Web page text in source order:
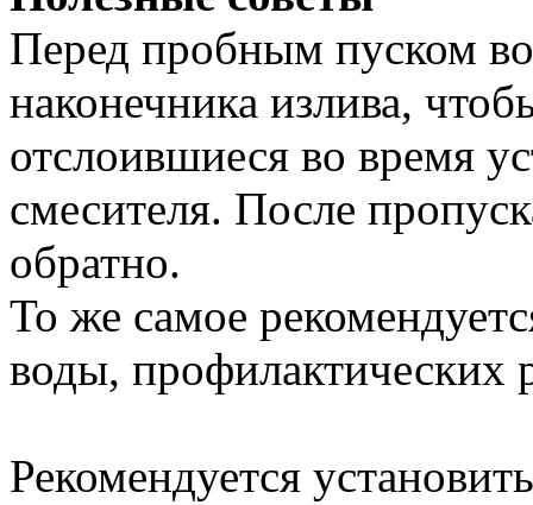
Перед пробным пуском
наконечника излива,
отслоившиеся во время
смесителя. После
обратно.
То же самое
воды, профилактических
Рекомендуется